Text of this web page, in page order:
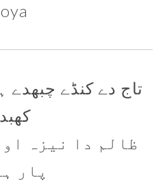
تاج دے کنڈے چبھدے
ظالم دا نیزہ
پار